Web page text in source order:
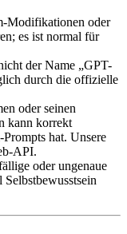
Modifikationen oder
es ist normal für
der Name „GPT-
durch die offizielle
oder seinen
kann korrekt
hat. Unsere
API.
oder ungenaue